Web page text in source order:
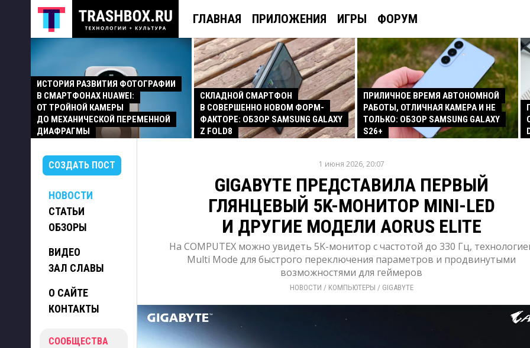
ГЛАВНАЯ ПРИЛОЖЕНИЯ ИГРЫ ФОРУМ
ИСТОРИЯ РАЗВИТИЯ ФОТОГРАФИИ
В СМАРТФОНАХ HUAWEI:
ОТ ТРОЙНОЙ КАМЕРЫ
ДО МЕХАНИЧЕСКОЙ ПЕРЕМЕННОЙ
ДИАФРАГМЫ
СКЛАДНОЙ СМАРТФОН
В СОВЕРШЕННО НОВОМ ФОРМ-
ФАКТОРЕ: ОБЗОР SAMSUNG GALAXY
Z FOLD8
ПРИЛИЧНОЕ ВРЕМЯ АВТОНОМНОЙ
РАБОТЫ, ОТЛИЧНАЯ КАМЕРА И НЕ
ТОЛЬКО: ОБЗОР SAMSUNG GALAXY
S26+
СОЗДАТЬ ПОСТ
НОВОСТИ
СТАТЬИ
ОБЗОРЫ
ВИДЕО
ЗАЛ СЛАВЫ
О САЙТЕ
КОНТАКТЫ
СООБЩЕСТВА
1 июня 2026, 20:07
GIGABYTE ПРЕДСТАВИЛА ПЕРВЫЙ
ГЛЯНЦЕВЫЙ 5K-МОНИТОР MINI-LED
И ДРУГИЕ МОДЕЛИ AORUS ELITE
На COMPUTEX можно увидеть 5K-монитор с частотой до 330 Гц,
Multi Mode для быстрого переключения параметров и продвинутыми
возможностями для геймеров
НОВОСТИ / КОМПЬЮТЕРЫ / GIGABYTE